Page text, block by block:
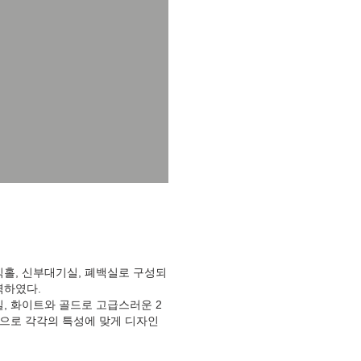
, 신부대기실, 폐백실로 구성되
였다.
화이트와 골드로 고급스러운 2
로 각각의 특성에 맞게 디자인